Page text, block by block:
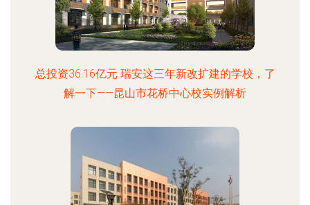
总投资36.16亿元 瑞安这三年新改扩建的学校，了
解一下——昆山市花桥中心校实例解析